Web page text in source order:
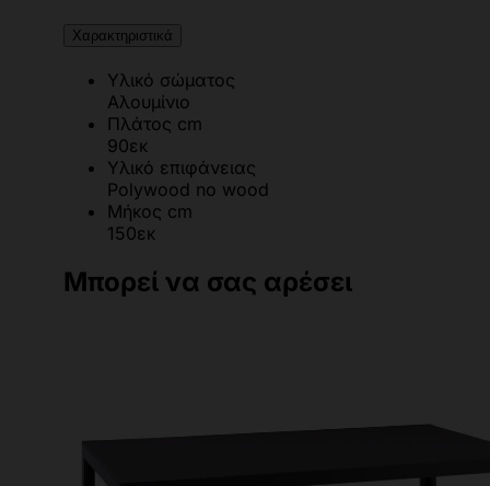
Χαρακτηριστικά
Υλικό σώματος
Αλουμίνιο
Πλάτος cm
90εκ
Υλικό επιφάνειας
Polywood no wood
Μήκος cm
150εκ
Μπορεί να σας αρέσει